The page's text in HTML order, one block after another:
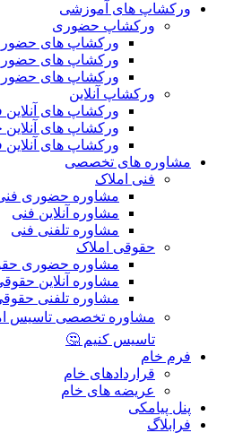
ورکشاپ های آموزشی
ورکشاپ حضوری
ورکشاپ های
ورکشاپ های
ورکشاپ های
ورکشاپ آنلاین
ورکشاپ های آنلاین
ورکشاپ های
ورکشاپ های
مشاوره های تخصصی
فنی املاک
مشاوره حضوری
مشاوره آنلاین فنی
مشاوره تلفنی فنی
حقوقی املاک
مشاوره حضوری
مشاوره آنلاین
مشاوره تلفنی
مشاوره تخصصی تاسیس
تاسیس کنیم 🤔
فرم خام
قراردادهای خام
عریضه های خام
پنل پیامکی
فرابلاگ